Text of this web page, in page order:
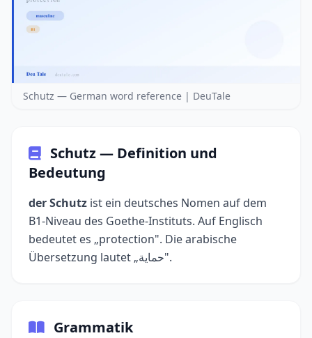
Schutz — German word reference | DeuTale
Schutz — Definition und
Bedeutung
der Schutz ist ein deutsches Nomen auf dem
B1-Niveau des Goethe-Instituts. Auf Englisch
bedeutet es „protection". Die arabische
Übersetzung lautet „حماية".
Grammatik